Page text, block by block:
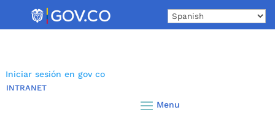
Iniciar sesión en gov co
INTRANET